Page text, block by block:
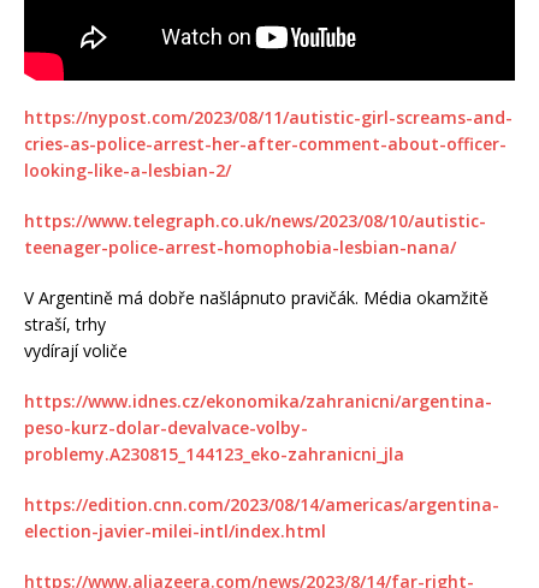
https://nypost.com/2023/08/11/autistic-girl-screams-and-
cries-as-police-arrest-her-after-comment-about-officer-
looking-like-a-lesbian-2/
https://www.telegraph.co.uk/news/2023/08/10/autistic-
teenager-police-arrest-homophobia-lesbian-nana/
V Argentině má dobře našlápnuto pravičák. Média okamžitě
straší, trhy
vydírají voliče
https://www.idnes.cz/ekonomika/zahranicni/argentina-
peso-kurz-dolar-devalvace-volby-
problemy.A230815_144123_eko-zahranicni_jla
https://edition.cnn.com/2023/08/14/americas/argentina-
election-javier-milei-intl/index.html
https://www.aljazeera.com/news/2023/8/14/far-right-